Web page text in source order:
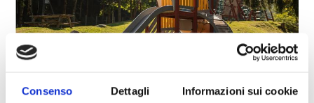
Consenso Dettagli Informazioni sui cookie